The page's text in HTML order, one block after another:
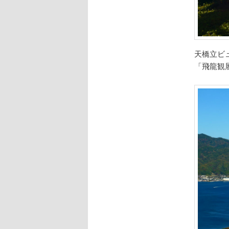
天橋立ビ
「飛龍